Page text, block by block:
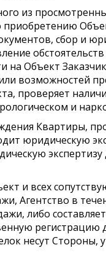
из
сбор и
на Объект
возможностей
проверяет
и
Квартиры,
юридическую
и всех
Агентство в
либо
несут Стороны,